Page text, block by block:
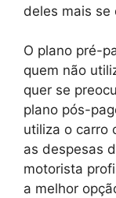
deles mais se
O plano pré-
quem não
quer se
plano pós-
utiliza o carro
as despesas
motorista
a melhor